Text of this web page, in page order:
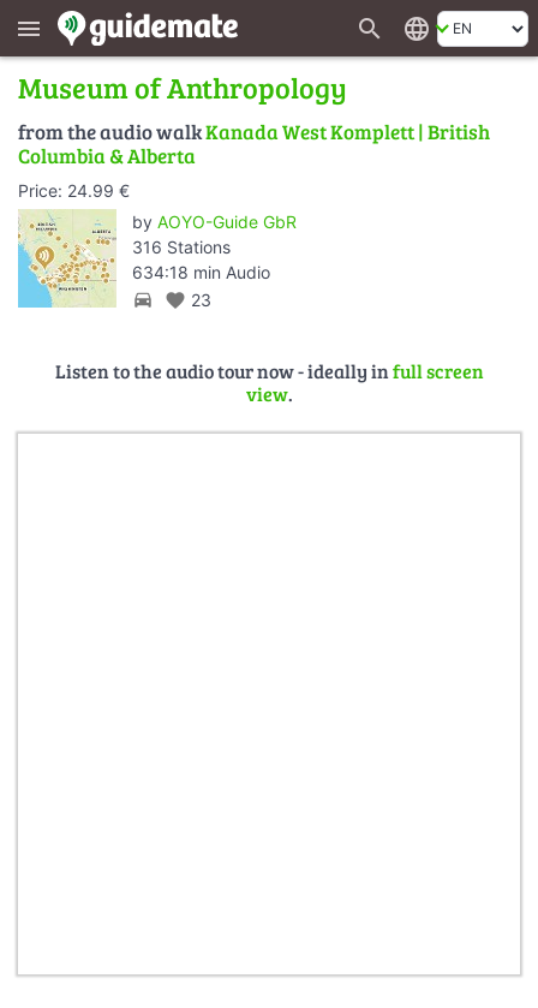
menu search language
Museum of Anthropology
from the audio walkKanada West Komplett | British
Columbia & Alberta
Price: 24.99 €
by AOYO-Guide GbR
316 Stations
634:18 min Audio
directions_car favorite 23
Listen to the audio tour now - ideally infull screen
view.